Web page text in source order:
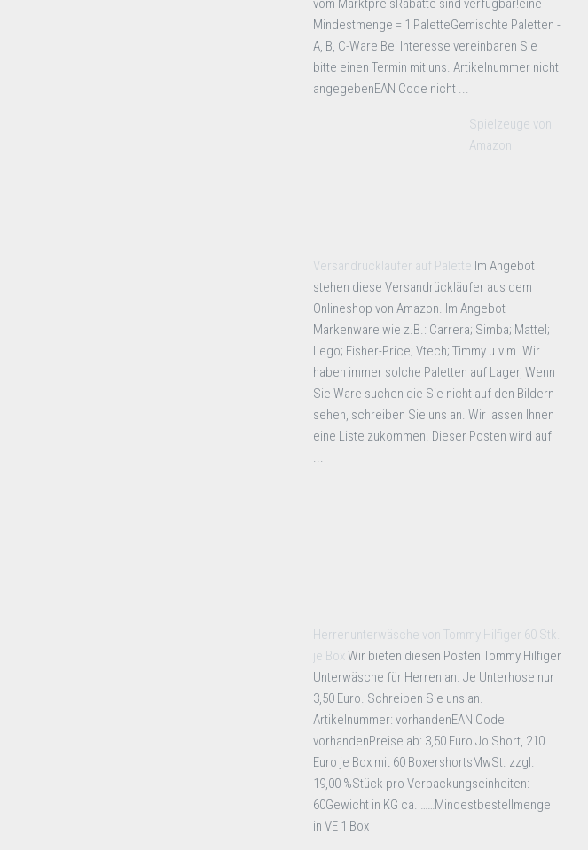
vom MarktpreisRabatte sind verfügbar!eine
Mindestmenge = 1 PaletteGemischte Paletten -
A, B, C-Ware Bei Interesse vereinbaren Sie
bitte einen Termin mit uns. Artikelnummer nicht
angegebenEAN Code nicht ...
Spielzeuge von
Amazon
Versandrückläufer auf Palette Im Angebot
stehen diese Versandrückläufer aus dem
Onlineshop von Amazon. Im Angebot
Markenware wie z.B.: Carrera; Simba; Mattel;
Lego; Fisher-Price; Vtech; Timmy u.v.m. Wir
haben immer solche Paletten auf Lager, Wenn
Sie Ware suchen die Sie nicht auf den Bildern
sehen, schreiben Sie uns an. Wir lassen Ihnen
eine Liste zukommen. Dieser Posten wird auf
...
Herrenunterwäsche von Tommy Hilfiger 60 Stk.
je BoxWir bieten diesen Posten Tommy Hilfiger
Unterwäsche für Herren an. Je Unterhose nur
3,50 Euro. Schreiben Sie uns an.
Artikelnummer: vorhandenEAN Code
vorhandenPreise ab: 3,50 Euro Jo Short, 210
Euro je Box mit 60 BoxershortsMwSt. zzgl.
19,00 %Stück pro Verpackungseinheiten:
60Gewicht in KG ca. ……Mindestbestellmenge
in VE 1 Box